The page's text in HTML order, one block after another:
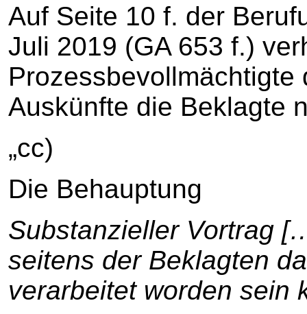
Auf Seite 10 f. der
Juli 2019 (GA 653 f.)
Auskünfte die Beklagte
„cc)
Die Behauptung
Substanzieller Vortrag
seitens der Beklagten
verarbeitet worden sein